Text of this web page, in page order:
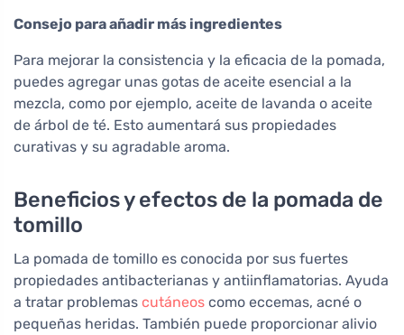
Consejo para añadir más ingredientes
Para mejorar la consistencia y la eficacia de la pomada,
puedes agregar unas gotas de aceite esencial a la
mezcla, como por ejemplo, aceite de lavanda o aceite
de árbol de té. Esto aumentará sus propiedades
curativas y su agradable aroma.
Beneficios y efectos de la pomada de
tomillo
La pomada de tomillo es conocida por sus fuertes
propiedades antibacterianas y antiinflamatorias. Ayuda
a tratar problemas cutáneos como eccemas, acné o
pequeñas heridas. También puede proporcionar alivio